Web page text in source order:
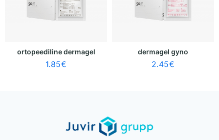
ortopeediline dermagel
1.85€
dermagel gyno
2.45€